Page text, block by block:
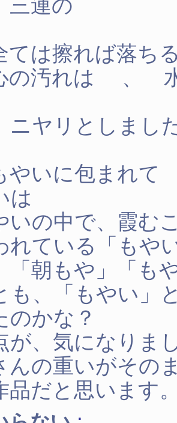
三連の
は擦れば落ち
汚れは 、 水
ニヤリとしまし
いに包まれて
は
の中で、霞む
れている「もや
「朝もや」「も
も、「もやい」
のかな？
が、気になりま
んの重いがその
品だと思います